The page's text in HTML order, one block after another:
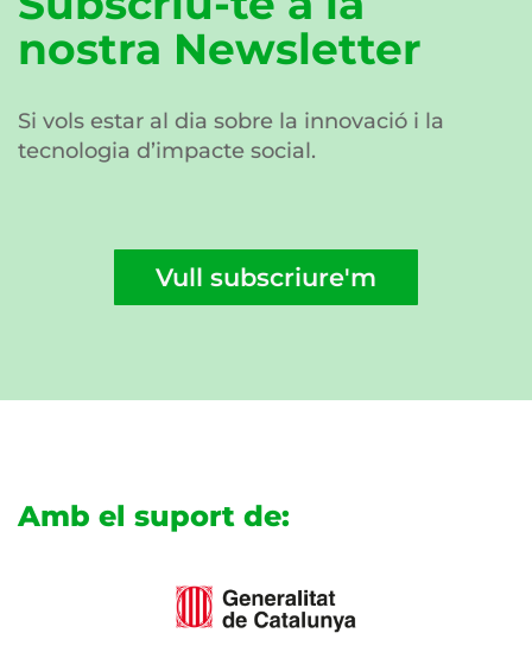
nostra Newsletter
Si vols estar al dia sobre la innovació i la
tecnologia d’impacte social.
Vull subscriure'm
Amb el suport de: